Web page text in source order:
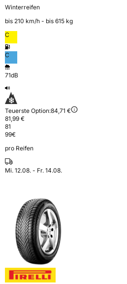
Winterreifen
bis 210 km⁠/⁠h - bis 615 kg
C
C
71dB
Teuerste Option:84,71 €
81,99 €
81
99€
pro Reifen
Mi. 12.08. - Fr. 14.08.